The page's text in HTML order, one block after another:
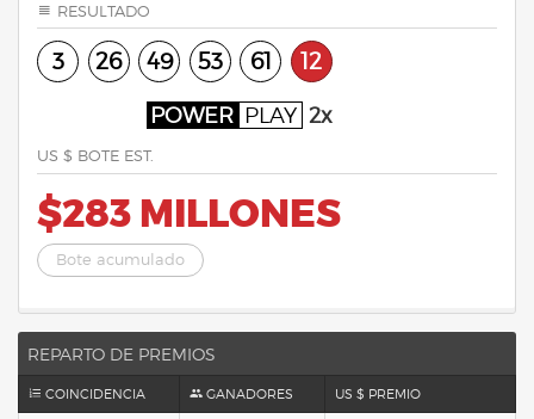
RESULTADO
3 26 49 53 61 12
POWER PLAY 2x
US $ BOTE EST.
$283 MILLONES
Bote acumulado
REPARTO DE PREMIOS
COINCIDENCIA GANADORES US $ PREMIO